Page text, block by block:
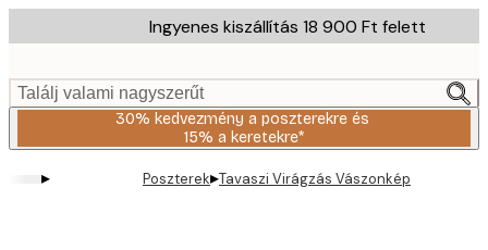
to
content.
Ingyenes kiszállítás 18 900 Ft felett
Találj valami nagyszerűt
30% kedvezmény a poszterekre és
15% a keretekre*
▸ Poszterek▸Tavaszi Virágzás Vászonkép